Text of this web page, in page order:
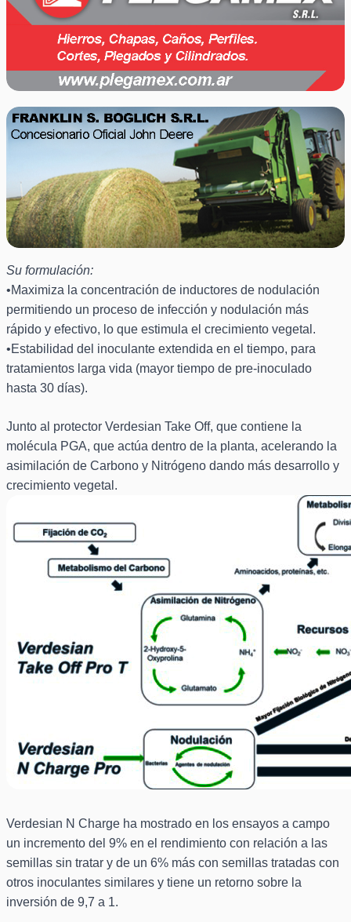
Su formulación:
•Maximiza la concentración de inductores de nodulación
permitiendo un proceso de infección y nodulación más
rápido y efectivo, lo que estimula el crecimiento vegetal.
•Estabilidad del inoculante extendida en el tiempo, para
tratamientos larga vida (mayor tiempo de pre-inoculado
hasta 30 días).
Junto al protector Verdesian Take Off, que contiene la
molécula PGA, que actúa dentro de la planta, acelerando la
asimilación de Carbono y Nitrógeno dando más desarrollo y
crecimiento vegetal.
Verdesian N Charge ha mostrado en los ensayos a campo
un incremento del 9% en el rendimiento con relación a las
semillas sin tratar y de un 6% más con semillas tratadas con
otros inoculantes similares y tiene un retorno sobre la
inversión de 9,7 a 1.